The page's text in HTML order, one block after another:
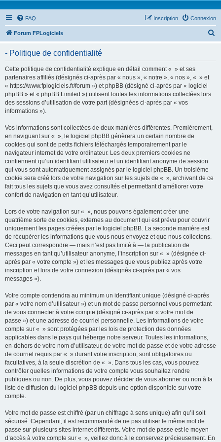
FAQ Connexion
Inscription
Forum FPLogiciels
- Politique de confidentialité
Cette politique de confidentialité explique en détail comment « » et ses
partenaires affiliés (désignés ci-après par « nous », « notre », « nos », « » et
« https://www.fplogiciels.fr/forum ») et phpBB (désigné ci-après par « logiciel
phpBB » et « phpBB Limited ») utilisent toutes les informations collectées lors
des sessions d’utilisation de votre part (désignées ci-après par « vos
informations »).
Vos informations sont collectées de deux manières différentes. Premièrement,
en naviguant sur « », le logiciel phpBB génèrera un certain nombre de
cookies qui sont de petits fichiers téléchargés temporairement par le
navigateur internet de votre ordinateur. Les deux premiers cookies ne
contiennent qu’un identifiant utilisateur et un identifiant anonyme de session
qui vous sont automatiquement assignés par le logiciel phpBB. Un troisième
cookie sera créé lors de votre navigation sur les sujets de « », archivant de ce
fait tous les sujets que vous avez consultés et permettant d’améliorer votre
confort de navigation en tant qu’utilisateur.
Lors de votre navigation sur « », nous pouvons également créer une
quatrième sorte de cookies, externes au document qui est prévu pour couvrir
uniquement les pages créées par le logiciel phpBB. La seconde manière est
de récupérer les informations que vous nous envoyez et que nous collectons.
Ceci peut correspondre — mais n’est pas limité à — la publication de
messages en tant qu’utilisateur anonyme, l’inscription sur « » (désignée ci-
après par « votre compte ») et les messages que vous publiez après votre
inscription et lors de votre connexion (désignés ci-après par « vos
messages »).
Votre compte contiendra au minimum un identifiant unique (désigné ci-après
par « votre nom d’utilisateur ») et un mot de passe personnel vous permettant
de vous connecter à votre compte (désigné ci-après par « votre mot de
passe ») et une adresse de courriel personnelle. Les informations de votre
compte sur « » sont protégées par les lois de protection des données
applicables dans le pays qui héberge notre serveur. Toutes les informations,
en-dehors de votre nom d’utilisateur, de votre mot de passe et de votre adresse
de courriel requis par « » durant votre inscription, sont obligatoires ou
facultatives, à la seule discrétion de « ». Dans tous les cas, vous pouvez
contrôler quelles informations de votre compte vous souhaitez rendre
publiques ou non. De plus, vous pouvez décider de vous abonner ou non à la
liste de diffusion du logiciel phpBB depuis une option disponible sur votre
compte.
Votre mot de passe est chiffré (par un chiffrage à sens unique) afin qu’il soit
sécurisé. Cependant, il est recommandé de ne pas utiliser le même mot de
passe sur plusieurs sites internet différents. Votre mot de passe est le moyen
d’accès à votre compte sur « », veillez donc à le conservez précieusement. En